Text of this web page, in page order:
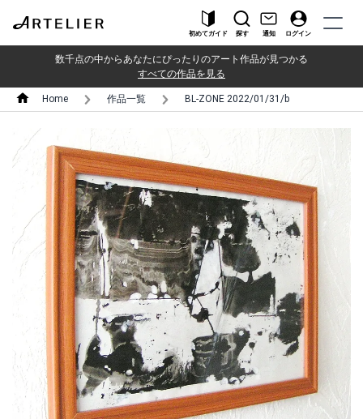
初めてガイド 探す 通知 ログイン
数千点の中からあなたにぴったりのアート作品が見つかる
すべての作品を見る
Home 作品一覧 BL-ZONE 2022/01/31/b